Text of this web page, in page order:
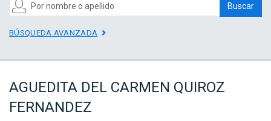
Buscar
BÚSQUEDA AVANZADA
AGUEDITA DEL CARMEN QUIROZ
FERNANDEZ